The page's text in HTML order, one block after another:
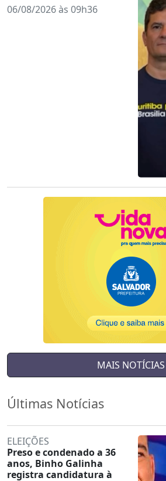
06/08/2026 às 09h36
MAIS NOTÍCIAS
Últimas Notícias
ELEIÇÕES
Preso e condenado a 36
anos, Binho Galinha
registra candidatura à